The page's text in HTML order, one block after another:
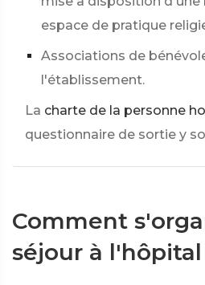
espace de pratique
Associations de
l'établissement.
La charte de la personne
questionnaire de sortie y
Comment
séjour à l'hôpital